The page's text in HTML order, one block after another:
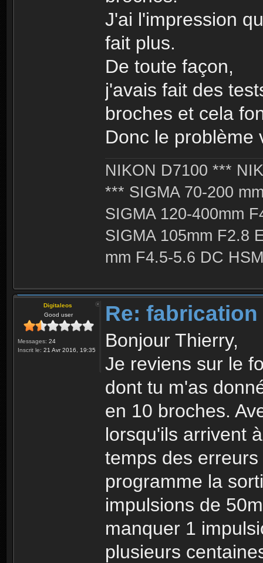
J'ai l'impression
fait plus.
De toute façon,
j'avais fait des
broches et cela
Donc le problème
NIKON D7100 ***
*** SIGMA 70-200
SIGMA 120-400mm
SIGMA 105mm F2.8
mm F4.5-5.6 DC
Digitaleos
Good user
Messages: 24
Inscrit le: 21 Avr 2016, 19:35
Re: fabrication
Bonjour Thierry,
Je reviens sur le
dont tu m'as
en 10 broches.
lorsqu'ils arrivent
temps des
programme la
impulsions de
manquer 1
plusieurs